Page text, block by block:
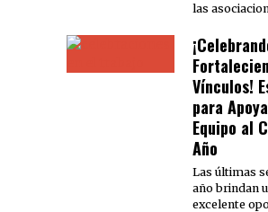
las
Vínculos!
para
Equipo al
Año
Las últimas
año brindan
excelente